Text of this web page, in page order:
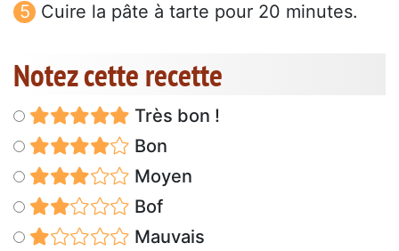
Cuire la pâte à tarte pour 20 minutes.
Notez cette recette
Très bon !
Bon
Moyen
Bof
Mauvais